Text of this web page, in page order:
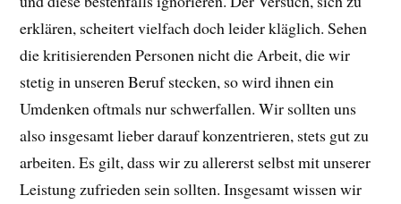
erklären, scheitert vielfach doch leider kläglich. Sehen
die kritisierenden Personen nicht die Arbeit, die wir
stetig in unseren Beruf stecken, so wird ihnen ein
Umdenken oftmals nur schwerfallen. Wir sollten uns
also insgesamt lieber darauf konzentrieren, stets gut zu
arbeiten. Es gilt, dass wir zu allererst selbst mit unserer
Leistung zufrieden sein sollten. Insgesamt wissen wir